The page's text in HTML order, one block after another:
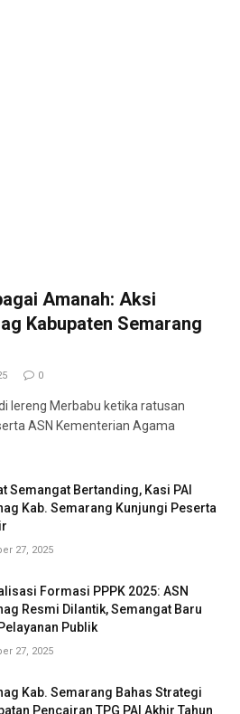
Amanah: Aksi
Kabupaten Semarang
0
lereng Merbabu ketika ratusan
ASN Kementerian Agama
Semangat Bertanding, Kasi PAI
Kab. Semarang Kunjungi Peserta
27, 2025
Formasi PPPK 2025: ASN
Resmi Dilantik, Semangat Baru
Publik
27, 2025
Kab. Semarang Bahas Strategi
Pencairan TPG PAI Akhir Tahun